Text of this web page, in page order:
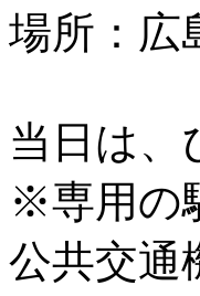
場所：広
当日は、
※専用の
公共交通